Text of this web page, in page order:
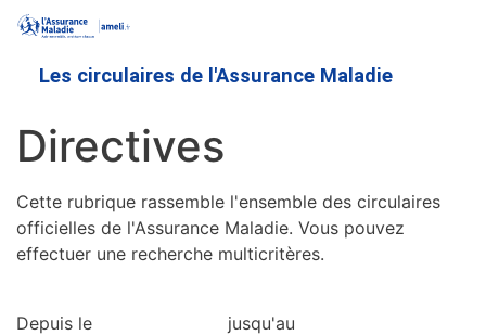
contenu
Les circulaires de l'Assurance Maladie
Directives
Cette rubrique rassemble l'ensemble des circulaires
officielles de l'Assurance Maladie. Vous pouvez
effectuer une recherche multicritères.
Depuis le jusqu'au